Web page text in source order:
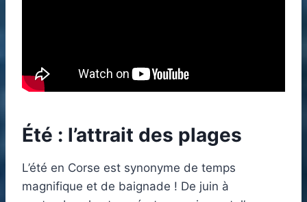
Été : l’attrait des plages
L’été en Corse est synonyme de temps
magnifique et de baignade ! De juin à